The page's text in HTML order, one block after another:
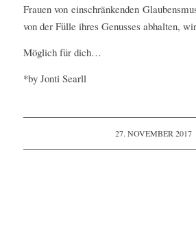
Frauen von einschränkenden
von der Fülle ihres Genusses abhalten,
Möglich für dich…
*by Jonti Searll
27. NOVEMBER 2017